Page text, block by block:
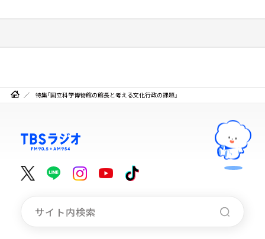
特集「国立科学博物館の館長と考える文化行政の課題」